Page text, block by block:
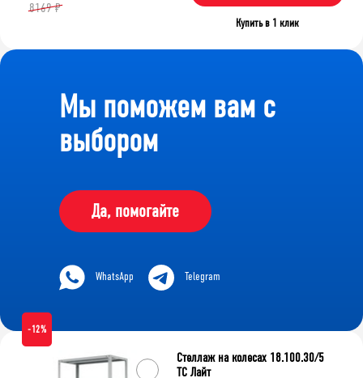
8169 ₽
Купить в 1 клик
Мы поможем вам с
выбором
Да, помогайте
WhatsApp Telegram
-12%
Стеллаж на колесах 18.100.30/5
ТС Лайт